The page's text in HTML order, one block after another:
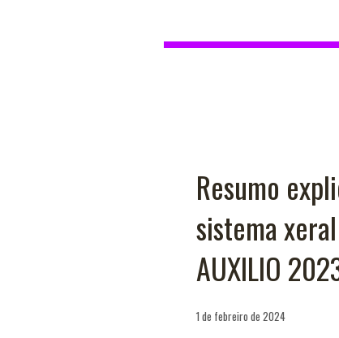
Resumo
sistema
AUXILIO
1 de febreiro de 2024